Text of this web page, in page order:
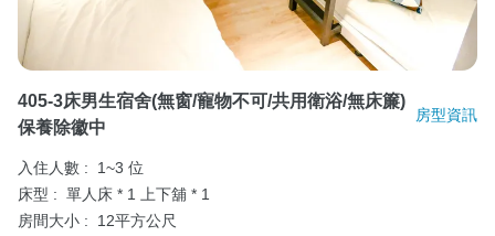
405-3床男生宿舍(無窗/寵物不可/共用衛浴/無床簾)
保養除徽中
房型資訊
入住人數 :
1~3 位
床型 : 單人床 * 1
上下舖 * 1
房間大小 :
12平方公尺